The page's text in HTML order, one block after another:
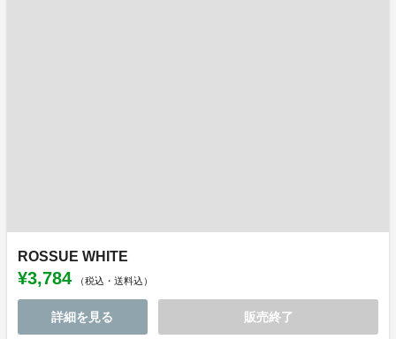
ROSSUE WHITE
¥3,784 （税込・送料込）
詳細を見る 販売終了